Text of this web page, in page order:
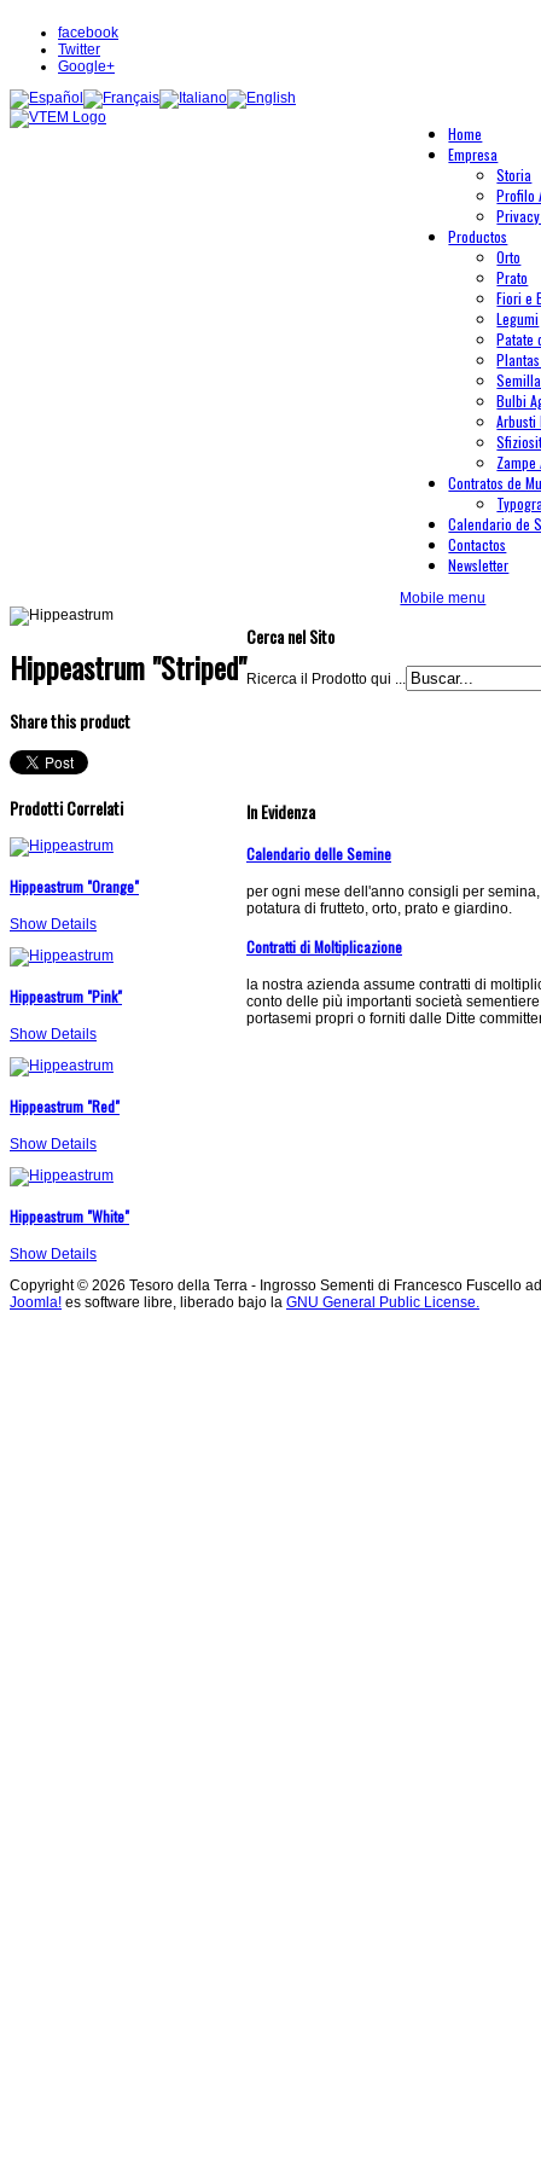
facebook
Twitter
Google+
Home
Empresa
Storia
Profilo
Productos
Orto
Prato
Fiori e
Legumi
Patate
Bulbi
Arbusti
Zampe
Contratos de
Calendario de
Contactos
Newsletter
Mobile menu
Hippeastrum "Striped"
Share this product
Prodotti Correlati
Hippeastrum "Orange"
Show Details
Hippeastrum "Pink"
Show Details
Hippeastrum "Red"
Show Details
Hippeastrum "White"
Show Details
Cerca nel Sito
Ricerca il Prodotto qui ...
In Evidenza
Calendario delle Semine
per ogni mese dell'anno consigli per
potatura di frutteto, orto, prato e giardino.
Contratti di Moltiplicazione
la nostra azienda assume contratti di
conto delle più importanti società
portasemi propri o forniti dalle Ditte
Copyright © 2026 Tesoro della Terra - Ingrosso Sementi di Francesco Fuscello
Joomla! es software libre, liberado bajo la GNU General Public License.